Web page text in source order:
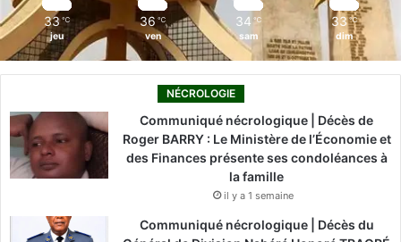
33 ℃
jeu
36 ℃
ven
34 ℃
sam
33 ℃
dim
NÉCROLOGIE
Communiqué nécrologique | Décès de
Roger BARRY : Le Ministère de l’Économie et
des Finances présente ses condoléances à
la famille
il y a 1 semaine
Communiqué nécrologique | Décès du